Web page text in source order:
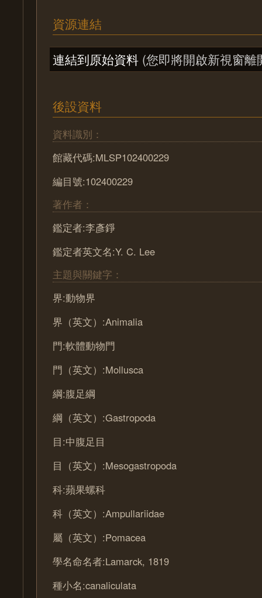
資源連結
連結到原始資料 (您即將開啟新視窗離
後設資料
資料識別：
館藏代碼:MLSP102400229
編目號:102400229
著作者：
鑑定者:李彥錚
鑑定者英文名:Y. C. Lee
主題與關鍵字：
界:動物界
界（英文）:Animalia
門:軟體動物門
門（英文）:Mollusca
綱:腹足綱
綱（英文）:Gastropoda
目:中腹足目
目（英文）:Mesogastropoda
科:蘋果螺科
科（英文）:Ampullariidae
屬（英文）:Pomacea
學名命名者:Lamarck, 1819
種小名:canaliculata